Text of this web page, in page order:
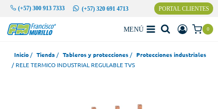
Saltar
contenido
(+57) 300 913 7333 (+57) 320 691 4713 PORTAL CLIENTES
MENÚ 0
Inicio / Tienda / Tableros y protecciones / Protecciones industriales
/ RELE TERMICO INDUSTRIAL REGULABLE TVS